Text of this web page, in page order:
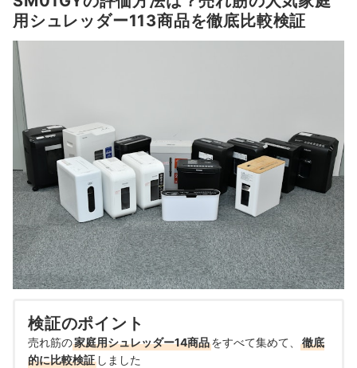
用シュレッダー113商品を徹底比較検証
検証のポイント
売れ筋の家庭用シュレッダー14商品をすべて集めて、
徹底
的に比較検証 しました